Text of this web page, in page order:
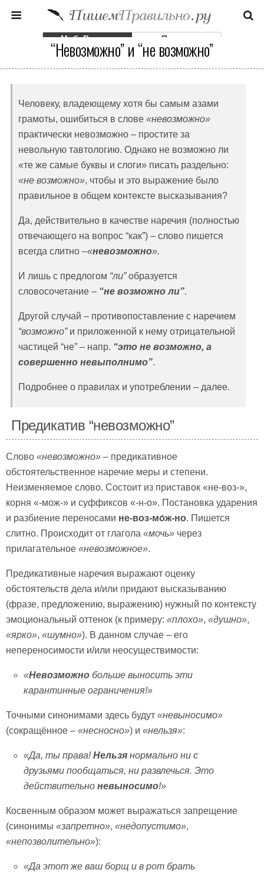
Моб. Версия Полная
“Невозможно” и “не возможно”
Человеку, владеющему хотя бы самым азами
грамоты, ошибиться в слове «невозможно»
практически невозможно – простите за
невольную тавтологию. Однако не возможно ли
«те же самые буквы и слоги» писать раздельно:
«не возможно», чтобы и это выражение было
правильное в общем контексте высказывания?
Да, действительно в качестве наречия (полностью
отвечающего на вопрос “как”) – слово пишется
всегда слитно –«невозможно».
И лишь с предлогом “ли”образуется
словосочетание – “не возможно ли”.
Другой случай – противопоставление с наречием
“возможно”и приложенной к нему отрицательной
частицей “не” – напр. “это не возможно, а
совершенно невыполнимо”.
Подробнее о правилах и употреблении – далее.
Предикатив “невозможно”
Слово «невозможно» – предикативное
обстоятельственное наречие меры и степени.
Неизменяемое слово. Состоит из приставок «не-воз-»,
корня «-мож-» и суффиксов «-н-о». Постановка ударения
и разбиение переносами не-воз-мо́ж-но. Пишется
слитно. Происходит от глагола «мочь» через
прилагательное «невозможное».
Предикативные наречия выражают оценку
обстоятельств дела и/или придают высказыванию
(фразе, предложению, выражению) нужный по контексту
эмоциональный оттенок (к примеру: «плохо», «душно»,
«ярко», «шумно»). В данном случае – его
непереносимости и/или неосуществимости:
«Невозможно больше выносить эти
карантинные ограничения!»
Точными синонимами здесь будут «невыносимо»
(сокращённое – «несносно») и «нельзя»:
«Да, ты права!Нельзя нормально ни с
друзьями пообщаться, ни развлечься. Это
действительноневыносимо!»
Косвенным образом может выражаться запрещение
(синонимы «запретно», «недопустимо»,
«непозволительно»):
«Да этот же ваш борщ и в рот брать